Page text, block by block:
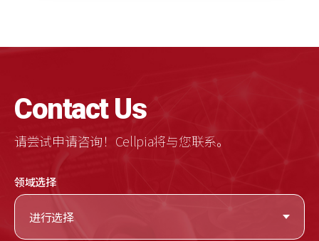
ContactUs
请尝试申请咨询！Cellpia将与您联系。
领域选择
进行选择